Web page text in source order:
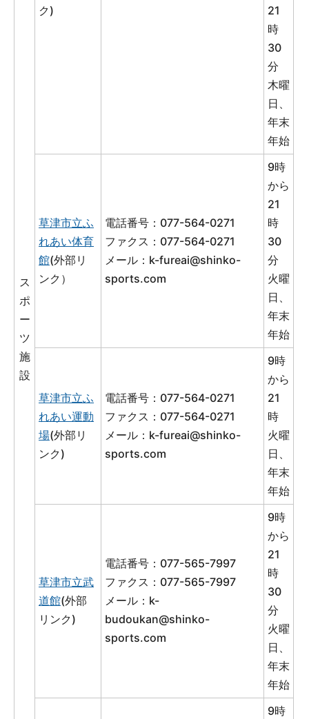
ス
ポ
ー
ツ
施
設
ク)
21
時
30
分
木曜
日、
年末
年始
草津市立ふ
れあい体育
館(外部リ
ンク）
電話番号：077-564-0271
ファクス：077-564-0271
メール： k-fureai@shinko-
sports.com
9時
から
21
時
30
分
火曜
日、
年末
年始
草津市立ふ
れあい運動
場(外部リ
ンク)
電話番号：077-564-0271
ファクス：077-564-0271
メール： k-fureai@shinko-
sports.com
9時
から
21
時
火曜
日、
年末
年始
草津市立武
道館(外部
リンク)
電話番号：077-565-7997
ファクス：077-565-7997
メール： k-
budoukan@shinko-
sports.com
9時
から
21
時
30
分
火曜
日、
年末
年始
9時